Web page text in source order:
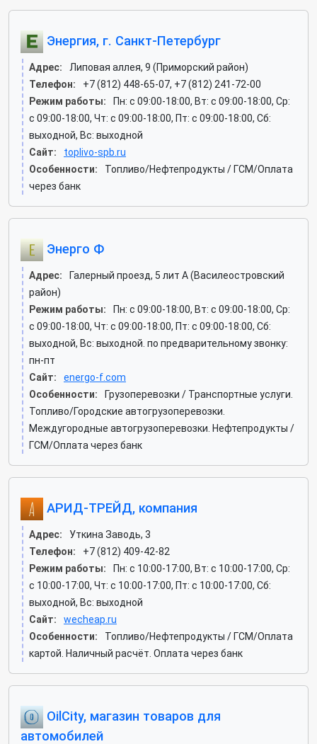
Энергия, г. Санкт-Петербург
Адрес:
Липовая аллея, 9 (Приморский район)
Телефон:
+7 (812) 448-65-07, +7 (812) 241-72-00
Режим работы:
Пн: c 09:00-18:00, Вт: c 09:00-18:00, Ср:
c 09:00-18:00, Чт: c 09:00-18:00, Пт: c 09:00-18:00, Сб:
выходной, Вс: выходной
Сайт:
toplivo-spb.ru
Особенности:
Топливо/Нефтепродукты / ГСМ/Оплата
через банк
Энерго Ф
Адрес:
Галерный проезд, 5 лит А (Василеостровский
район)
Режим работы:
Пн: c 09:00-18:00, Вт: c 09:00-18:00, Ср:
c 09:00-18:00, Чт: c 09:00-18:00, Пт: c 09:00-18:00, Сб:
выходной, Вс: выходной. по предварительному звонку:
пн-пт
Сайт:
energo-f.com
Особенности:
Грузоперевозки / Транспортные услуги.
Топливо/Городские автогрузоперевозки.
Междугородные автогрузоперевозки. Нефтепродукты /
ГСМ/Оплата через банк
АРИД-ТРЕЙД, компания
Адрес:
Уткина Заводь, 3
Телефон:
+7 (812) 409-42-82
Режим работы:
Пн: c 10:00-17:00, Вт: c 10:00-17:00, Ср:
c 10:00-17:00, Чт: c 10:00-17:00, Пт: c 10:00-17:00, Сб:
выходной, Вс: выходной
Сайт:
wecheap.ru
Особенности:
Топливо/Нефтепродукты / ГСМ/Оплата
картой. Наличный расчёт. Оплата через банк
OilCity, магазин товаров для
автомобилей